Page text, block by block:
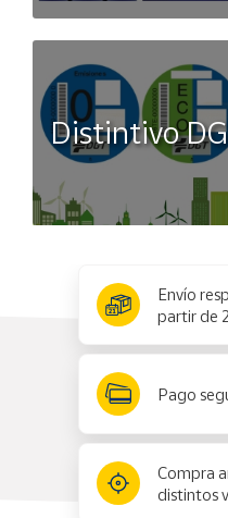
Distintivo
Envío
partir de
Pago
Compra
distintos